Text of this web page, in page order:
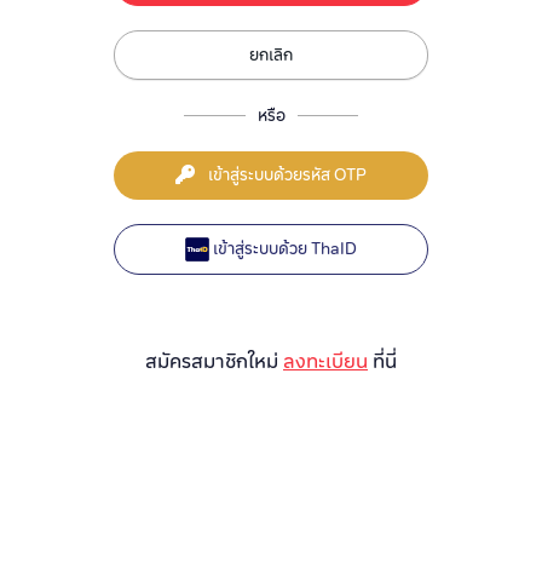
ยกเลิก
หรือ
เข้าสู่ระบบด้วยรหัส OTP
เข้าสู่ระบบด้วย ThaID
สมัครสมาชิกใหม่ ลงทะเบียน ที่นี่